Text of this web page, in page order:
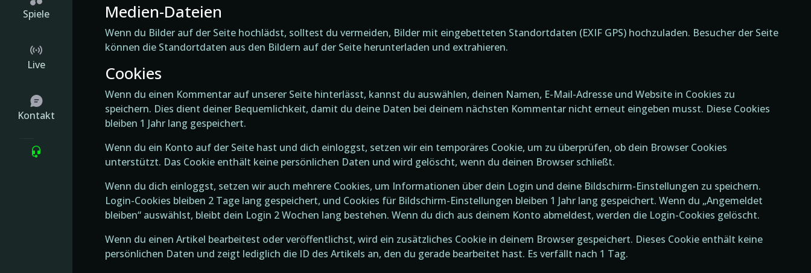
Spiele
Live
Kontakt
Medien-Dateien
Wenn du Bilder auf der Seite hochlädst, solltest du vermeiden, Bilder mit eingebetteten Standortdaten (EXIF GPS) hochzuladen. Besucher der Seite
können die Standortdaten aus den Bildern auf der Seite herunterladen und extrahieren.
Cookies
Wenn du einen Kommentar auf unserer Seite hinterlässt, kannst du auswählen, deinen Namen, E-Mail-Adresse und Website in Cookies zu
speichern. Dies dient deiner Bequemlichkeit, damit du deine Daten bei deinem nächsten Kommentar nicht erneut eingeben musst. Diese Cookies
bleiben 1 Jahr lang gespeichert.
Wenn du ein Konto auf der Seite hast und dich einloggst, setzen wir ein temporäres Cookie, um zu überprüfen, ob dein Browser Cookies
unterstützt. Das Cookie enthält keine persönlichen Daten und wird gelöscht, wenn du deinen Browser schließt.
Wenn du dich einloggst, setzen wir auch mehrere Cookies, um Informationen über dein Login und deine Bildschirm-Einstellungen zu speichern.
Login-Cookies bleiben 2 Tage lang gespeichert, und Cookies für Bildschirm-Einstellungen bleiben 1 Jahr lang gespeichert. Wenn du „Angemeldet
bleiben“ auswählst, bleibt dein Login 2 Wochen lang bestehen. Wenn du dich aus deinem Konto abmeldest, werden die Login-Cookies gelöscht.
Wenn du einen Artikel bearbeitest oder veröffentlichst, wird ein zusätzliches Cookie in deinem Browser gespeichert. Dieses Cookie enthält keine
persönlichen Daten und zeigt lediglich die ID des Artikels an, den du gerade bearbeitet hast. Es verfällt nach 1 Tag.